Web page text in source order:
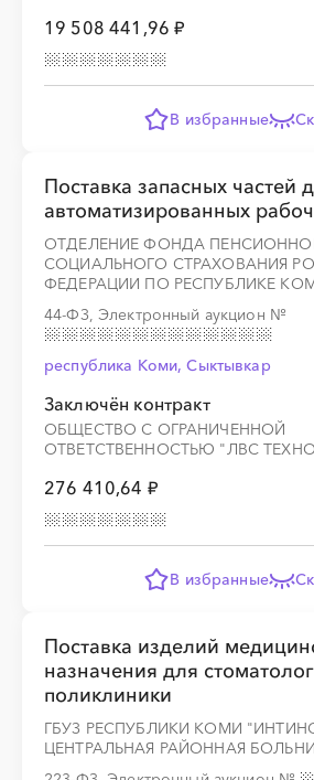
19 508 441,96 ₽
В избранные
Поставка запасных частей
автоматизированных
ОТДЕЛЕНИЕ ФОНДА
СОЦИАЛЬНОГО СТРАХОВАНИЯ
ФЕДЕРАЦИИ ПО РЕСПУБЛИКЕ
44-ФЗ, Электронный аукцион №
республика Коми, Сыктывкар
Заключён контракт
ОБЩЕСТВО С ОГРАНИЧЕННОЙ
ОТВЕТСТВЕННОСТЬЮ "ЛВС
276 410,64 ₽
В избранные
Поставка изделий
назначения для
поликлиники
ГБУЗ РЕСПУБЛИКИ КОМИ
ЦЕНТРАЛЬНАЯ РАЙОННАЯ